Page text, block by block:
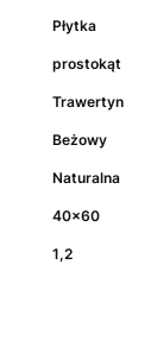
Płytka
prostokąt
Trawertyn
Beżowy
Naturalna
40x60
1,2